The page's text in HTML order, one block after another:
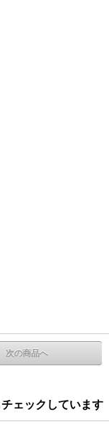
次の商品へ
ェックしています